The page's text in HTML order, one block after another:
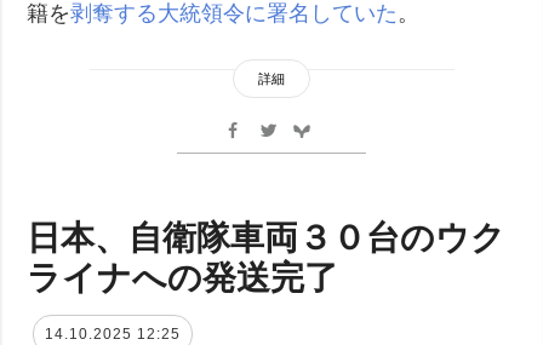
籍を剥奪する大統領令に署名していた。
詳細
日本、自衛隊車両３０台のウク
ライナへの発送完了
14.10.2025 12:25